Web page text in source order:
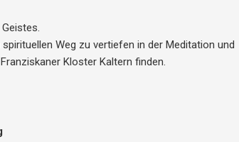
Weg zu vertiefen in der Meditation und
Kloster Kaltern finden.